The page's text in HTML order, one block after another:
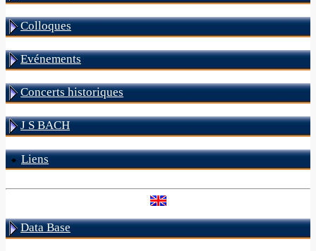
Colloques
Evénements
Concerts historiques
J S BACH
Liens
Data Base